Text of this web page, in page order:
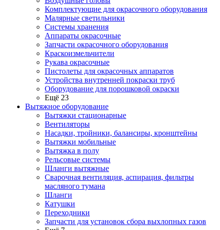
Комплектующие для окрасочного оборудования
Малярные светильники
Системы хранения
Аппараты окрасочные
Запчасти окрасочного оборудования
Краскоизмельчители
Рукава окрасочные
Пистолеты для окрасочных аппаратов
Устройства внутренней покраски труб
Оборудование для порошковой окраски
Ещё 23
Вытяжное оборудование
Вытяжки стационарные
Вентиляторы
Насадки, тройники, балансиры, кронштейны
Вытяжки мобильные
Вытяжка в полу
Рельсовые системы
Шланги вытяжные
Сварочная вентиляция, аспирация, фильтры
масляного тумана
Шланги
Катушки
Переходники
Запчасти для установок сбора выхлопных газов